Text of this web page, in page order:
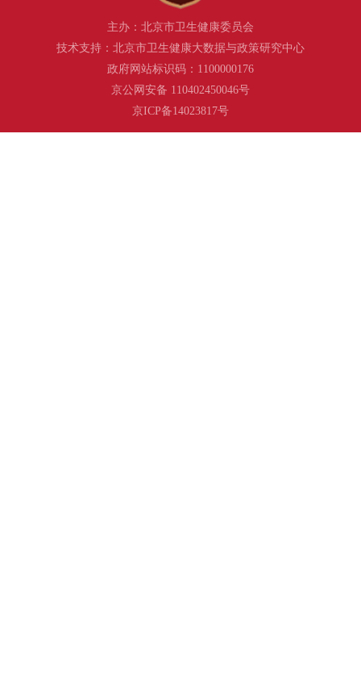
主办：北京市卫生健康委员会
技术支持：北京市卫生健康大数据与政策研究中心
政府网站标识码：1100000176
京公网安备 110402450046号
京ICP备14023817号